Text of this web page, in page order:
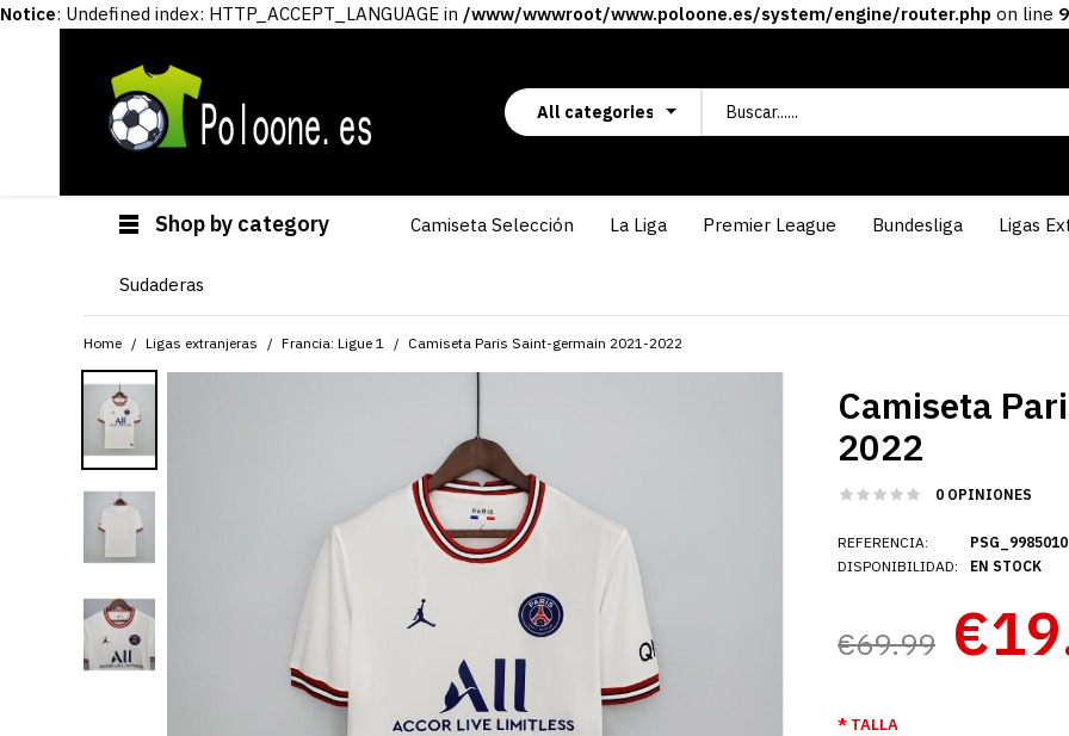
Notice: Undefined index: HTTP_ACCEPT_LANGUAGE in /www/wwwroot/www.poloone.es/system/engine/router.php on line
Shop by category Camiseta Selección La Liga Premier League Bundesliga Ligas
Sudaderas
Home Ligas extranjeras Francia: Ligue 1 Camiseta Paris Saint-germain 2021-2022
Camiseta
2022
0 OPINIONES
REFERENCIA:
DISPONIBILIDAD:
EN STOCK
€69.99
TALLA